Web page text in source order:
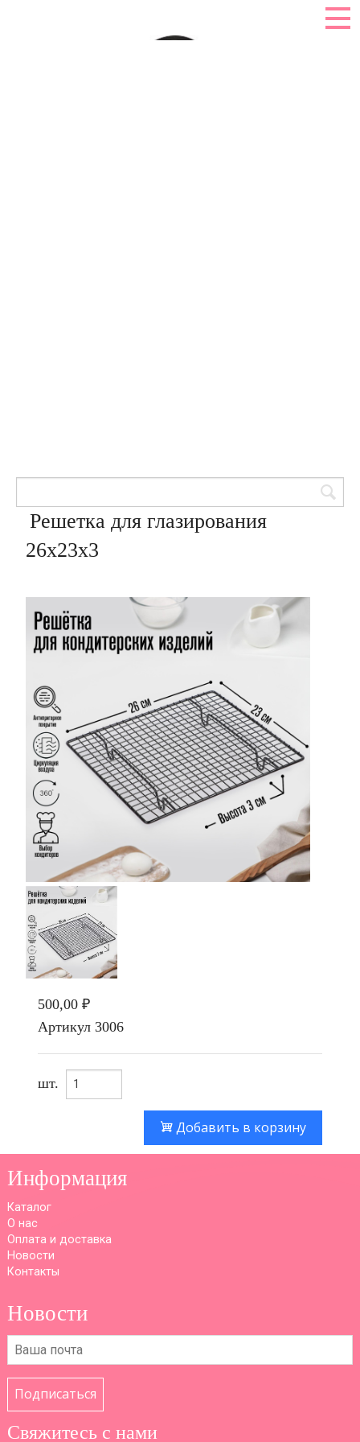
Решетка для глазирования
26х23х3
500,00 ₽
Артикул 3006
шт.
Добавить в корзину
Информация
Каталог
О нас
Оплата и доставка
Новости
Контакты
Новости
Подписаться
Свяжитесь с нами